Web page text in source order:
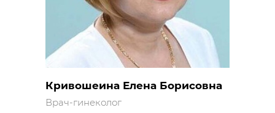
Врач-гинеколог
Кривошеина Елена Борисовна